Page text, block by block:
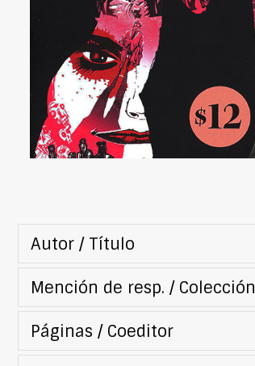
Autor / Título
Mención de resp. / Colección
Páginas / Coeditor